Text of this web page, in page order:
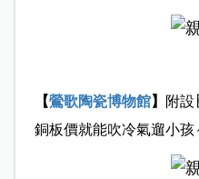
【鶯歌陶瓷博物館】 附設
銅板價就能吹冷氣遛小孩